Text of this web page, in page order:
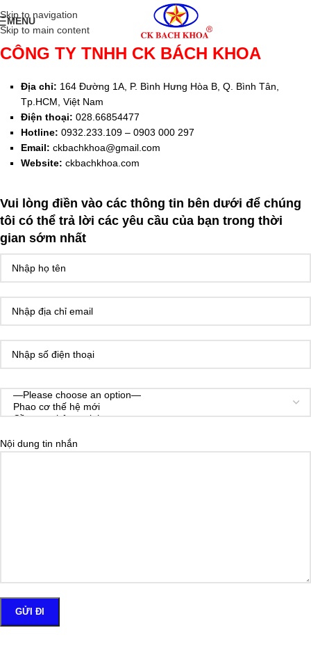
Skip to navigation
Skip to main content
MENU
CÔNG TY TNHH CK BÁCH KHOA
Địa chỉ: 164 Đường 1A, P. Bình Hưng Hòa B, Q. Bình Tân,
Tp.HCM, Việt Nam
Điện thoại: 028.66854477
Hotline: 0932.233.109 – 0903 000 297
Email: ckbachkhoa@gmail.com
Website: ckbachkhoa.com
Vui lòng điền vào các thông tin bên dưới để chúng
tôi có thể trả lời các yêu cầu của bạn trong thời
gian sớm nhất
Nội dung tin nhắn